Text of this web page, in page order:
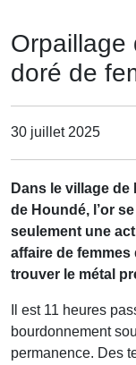
Orpaillage
doré de
30 juillet 2025
Dans le village
de Houndé, l’or
seulement une
affaire de
trouver le métal
Il est 11 heures
bourdonnement
permanence. Des